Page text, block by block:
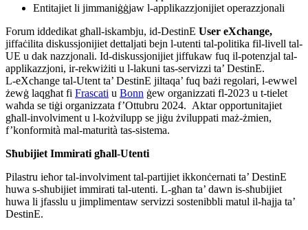
Entitajiet li jimmaniġġjaw l-applikazzjonijiet operazzjonali
Forum iddedikat għall-iskambju, id-DestinE User eXchange,
jiffaċilita diskussjonijiet dettaljati bejn l-utenti tal-politika fil-livell tal-
UE u dak nazzjonali. Id-diskussjonijiet jiffukaw fuq il-potenzjal tal-
applikazzjoni, ir-rekwiżiti u l-lakuni tas-servizzi ta’ DestinE.
L-eXchange tal-Utent ta’ DestinE jiltaqa’ fuq bażi regolari, l-ewwel
żewġ laqgħat fi Frascati u Bonn ġew organizzati fl-2023 u t-tielet
waħda se tiġi organizzata f’Ottubru 2024. Aktar opportunitajiet
għall-involviment u l-kożvilupp se jiġu żviluppati maż-żmien,
f’konformità mal-maturità tas-sistema.
Sħubijiet Immirati għall-Utenti
Pilastru ieħor tal-involviment tal-partijiet ikkonċernati ta’ DestinE
huwa s-sħubijiet immirati tal-utenti. L-għan ta’ dawn is-sħubijiet
huwa li jfasslu u jimplimentaw servizzi sostenibbli matul il-ħajja ta’
DestinE.